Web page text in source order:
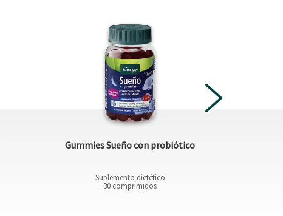
Gummies Sueño con probiótico
Suplemento dietético
30 comprimidos
NEXT